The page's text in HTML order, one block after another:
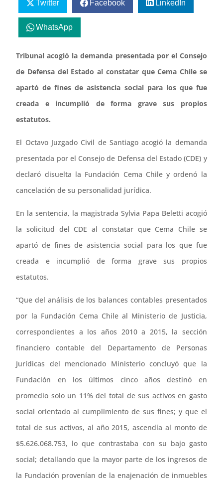
Twitter Facebook LinkedIn
WhatsApp
Tribunal acogió la demanda presentada por el Consejo
de Defensa del Estado al constatar que Cema Chile se
apartó de fines de asistencia social para los que fue
creada e incumplió de forma grave sus propios
estatutos.
El Octavo Juzgado Civil de Santiago acogió la demanda
presentada por el Consejo de Defensa del Estado (CDE) y
declaró disuelta la Fundación Cema Chile y ordenó la
cancelación de su personalidad jurídica.
En la sentencia, la magistrada Sylvia Papa Beletti acogió
la solicitud del CDE al constatar que Cema Chile se
apartó de fines de asistencia social para los que fue
creada e incumplió de forma grave sus propios
estatutos.
“Que del análisis de los balances contables presentados
por la Fundación Cema Chile al Ministerio de Justicia,
correspondientes a los años 2010 a 2015, la sección
financiero contable del Departamento de Personas
Jurídicas del mencionado Ministerio concluyó que la
Fundación en los últimos cinco años destinó en
promedio solo un 11% del total de sus activos en gasto
social orientado al cumplimiento de sus fines; y que el
total de sus activos, al año 2015, ascendía al monto de
$5.626.068.753, lo que contrastaba con su bajo gasto
social; detallando que la mayor parte de los ingresos de
la Fundación provenían de la enajenación de inmuebles